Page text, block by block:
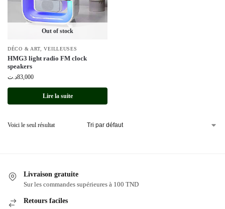
Out of stock
DÉCO & ART ,VEILLEUSES
HMG3 light radio FM clock
speakers
83,000د.ت
Lire la suite
Voici le seul résultat
Livraison gratuite
Sur les commandes supérieures à 100 TND
Retours faciles